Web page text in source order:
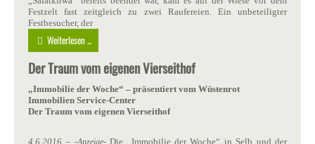
Festzelt fast zeitgleich zu zwei Raufereien. Ein unbeteiligter
Festbesucher, der
Weiterlesen ...
Der Traum vom eigenen Vierseithof
„Immobilie der Woche“ – präsentiert vom Wüstenrot
Immobilien Service-Center
Der Traum vom eigenen Vierseithof
4.6.2016 – -Anzeige- Die „Immobilie der Woche“ in Selb und der